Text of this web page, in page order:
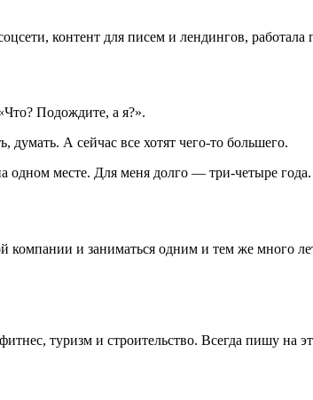
контент для писем и лендингов,
Подождите, а я?».
думать. А сейчас все хотят чего-то большего.
месте. Для меня долго — три-четыре
компании и заниматься одним и тем же много
туризм и строительство. Всегда пишу на